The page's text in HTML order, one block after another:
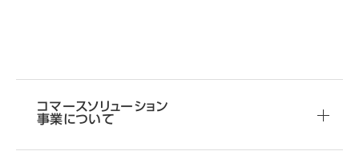
使い方やお困りごとに関する
ご相談はこちらから
コマースソリューション
事業について